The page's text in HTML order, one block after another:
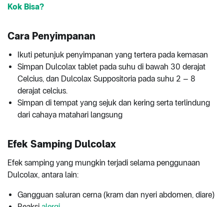
Kok Bisa?
Cara Penyimpanan
Ikuti petunjuk penyimpanan yang tertera pada kemasan
Simpan Dulcolax tablet pada suhu di bawah 30 derajat
Celcius, dan Dulcolax Suppositoria pada suhu 2 – 8
derajat celcius.
Simpan di tempat yang sejuk dan kering serta terlindung
dari cahaya matahari langsung
Efek Samping Dulcolax
Efek samping yang mungkin terjadi selama penggunaan
Dulcolax, antara lain:
Gangguan saluran cerna (kram dan nyeri abdomen, diare)